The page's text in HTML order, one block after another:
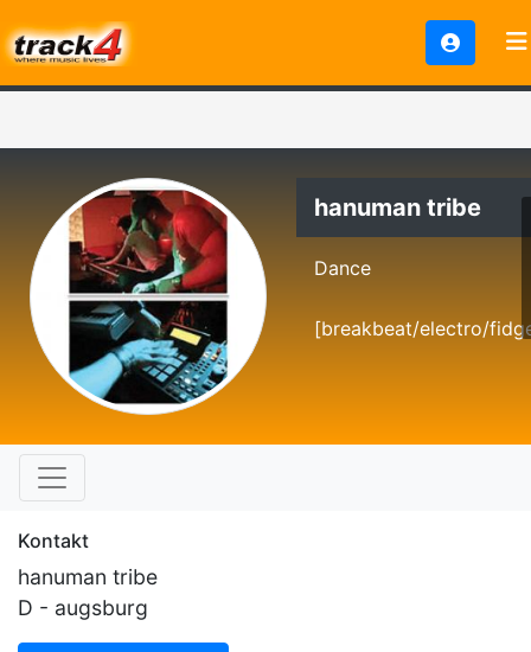
hanuman tribe
Dance
[breakbeat/electro/
Kontakt
hanuman tribe
D - augsburg